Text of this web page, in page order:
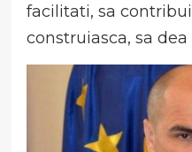
facilitati, sa
construiasca, sa